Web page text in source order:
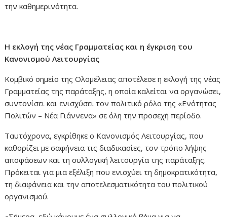
την καθημερινότητα.
Η εκλογή της νέας Γραμματείας και η έγκριση του
Κανονισμού Λειτουργίας
Κομβικό σημείο της Ολομέλειας αποτέλεσε η εκλογή της νέας
Γραμματείας της παράταξης, η οποία καλείται να οργανώσει,
συντονίσει και ενισχύσει τον πολιτικό ρόλο της «Ενότητας
Πολιτών – Νέα Γιάννενα» σε όλη την προσεχή περίοδο.
Ταυτόχρονα, εγκρίθηκε ο Κανονισμός Λειτουργίας, που
καθορίζει με σαφήνεια τις διαδικασίες, τον τρόπο λήψης
αποφάσεων και τη συλλογική λειτουργία της παράταξης.
Πρόκειται για μια εξέλιξη που ενισχύει τη δημοκρατικότητα,
τη διαφάνεια και την αποτελεσματικότητα του πολιτικού
οργανισμού.